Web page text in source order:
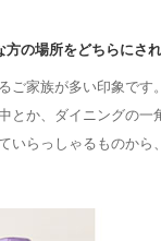
の場所をどちらにさ
ご家族が多い印象です。
とか、ダイニングの一
いらっしゃるものか